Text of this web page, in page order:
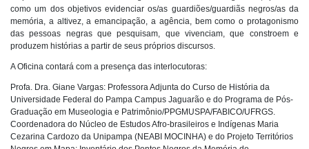
como um dos objetivos evidenciar os/as guardiões/guardiãs negros/as da
memória, a altivez, a emancipação, a agência, bem como o protagonismo
das pessoas negras que pesquisam, que vivenciam, que constroem e
produzem histórias a partir de seus próprios discursos.
A Oficina contará com a presença das interlocutoras:
Profa. Dra. Giane Vargas: Professora Adjunta do Curso de História da
Universidade Federal do Pampa Campus Jaguarão e do Programa de Pós-
Graduação em Museologia e Patrimônio/PPGMUSPA/FABICO/UFRGS.
Coordenadora do Núcleo de Estudos Afro-brasileiros e Indígenas Maria
Cezarina Cardozo da Unipampa (NEABI MOCINHA) e do Projeto Territórios